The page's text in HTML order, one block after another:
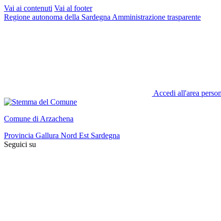
Vai ai contenuti Vai al footer
Regione autonoma della Sardegna Amministrazione trasparente
Accedi all'area
Comune di Arzachena
Provincia Gallura Nord Est Sardegna
Seguici su